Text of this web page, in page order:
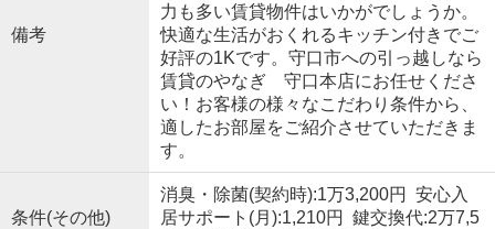
備考
力も多い賃貸物件はいかがでしょうか。
快適な生活がおくれるキッチン付きでご
好評の1Kです。守口市への引っ越しなら
賃貸のやなぎ 守口本店にお任せくださ
い！お客様の様々なこだわり条件から、
適したお部屋をご紹介させていただきま
す。
条件(その他)
消臭・除菌(契約時):1万3,200円 安心入
居サポート(月):1,210円 鍵交換代:2万7,5